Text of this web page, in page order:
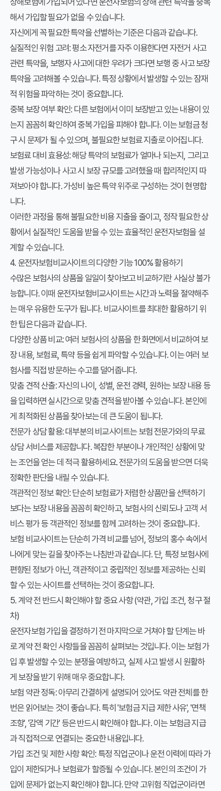
해서 가입할 필요가 없을 수 있습니다.
자신에게 꼭 필요한 특약을 선별하는 기준은 다음과 같습니다.
실질적인 위험 고려:평소 자전거를 자주 이용한다면 자전거 사고
관련 특약을, 보행자 사고에 대한 우려가 크다면 보행 중 사고 보장
특약을 고려해볼 수 있습니다. 특정 상황에서 발생할 수 있는 잠재
적 위험을 파악하는 것이 중요합니다.
중복 보장 여부 확인: 다른 보험에서 이미 보장받고 있는 내용이 있
는지 꼼꼼히 확인하여 중복 가입을 피해야 합니다. 이는 보험금 청
구 시 문제가 될 수 있으며, 불필요한 보험료 지출로 이어집니다.
보험료 대비 효용성:해당 특약의 보험료가 얼마나 되는지, 그리고
발생 가능성이나 사고 시 보장 규모를 고려했을 때 합리적인지 따
져보아야 합니다. 가성비 높은 특약 위주로 구성하는 것이 현명합
니다.
이러한 과정을 통해 불필요한 비용 지출을 줄이고, 정작 필요한 상
황에서 실질적인 도움을 받을 수 있는 효율적인 운전자보험을 설
계할 수 있습니다.
4. 운전자보험비교사이트의 다양한 기능 100% 활용하기
수많은 보험사의 상품을 일일이 찾아보고 비교하기란 사실상 불가
능합니다. 이때 운전자보험비교사이트는 시간과 노력을 절약해주
는 매우 유용한 도구가 됩니다. 비교사이트를 최대한 활용하기 위
한 팁은 다음과 같습니다.
다양한 상품 비교:여러 보험사의 상품을 한 화면에서 비교하여 보
장 내용, 보험료, 특약 등을 쉽게 파악할 수 있습니다. 이는 여러 보
험사를 직접 방문하는 수고를 덜어줍니다.
맞춤 견적 산출:자신의 나이, 성별, 운전 경력, 원하는 보장 내용 등
을 입력하면 실시간으로 맞춤 견적을 받아볼 수 있습니다. 본인에
게 최적화된 상품을 찾아보는 데 큰 도움이 됩니다.
전문가 상담 활용:대부분의 비교사이트는 보험 전문가와의 무료
상담 서비스를 제공합니다. 복잡한 부분이나 개인적인 상황에 맞
는 조언을 얻는 데 적극 활용하세요. 전문가의 도움을 받으면 더욱
정확한 판단을 내릴 수 있습니다.
객관적인 정보 확인:단순히 보험료가 저렴한 상품만을 선택하기
보다는 보장 내용을 꼼꼼히 확인하고, 보험사의 신뢰도나 고객 서
비스 평가 등 객관적인 정보를 함께 고려하는 것이 중요합니다.
보험 비교사이트는 단순히 가격 비교를 넘어, 정보의 홍수 속에서
나에게 맞는 길을 찾아주는 나침반과 같습니다. 단, 특정 보험사에
편향된 정보가 아닌, 객관적이고 중립적인 정보를 제공하는 신뢰
할 수 있는 사이트를 선택하는 것이 중요합니다.
5. 계약 전 반드시 확인해야 할 중요 사항 (약관, 가입 조건, 청구 절
차)
운전자보험 가입을 결정하기 전 마지막으로 거쳐야 할 단계는 바
로 계약 전 확인 사항들을 꼼꼼히 살펴보는 것입니다. 이는 보험 가
입 후 발생할 수 있는 분쟁을 예방하고, 실제 사고 발생 시 원활하
게 보장을 받기 위해 매우 중요합니다.
보험 약관 정독:아무리 간결하게 설명되어 있어도 약관 전체를 한
번은 읽어보는 것이 좋습니다. 특히 '보험금 지급 제한 사유', '면책
조항', '감액 기간' 등은 반드시 확인해야 합니다. 이는 보험금 지급
과 직접적으로 연결되는 중요한 내용입니다.
가입 조건 및 제한 사항 확인: 특정 직업군이나 운전 이력에 따라 가
입이 제한되거나 보험료가 할증될 수 있습니다. 본인의 조건이 가
입에 문제가 없는지 확인해야 합니다. 만약 고위험 직업군이라면